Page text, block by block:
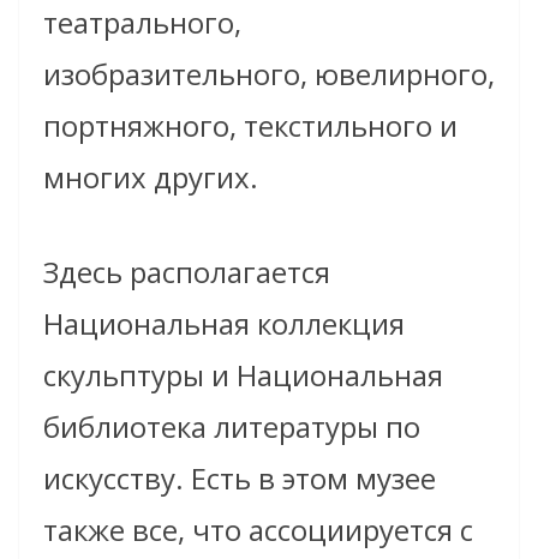
театрального,
изобразительного, ювелирного,
портняжного, текстильного и
многих других.
Здесь располагается
Национальная коллекция
скульптуры и Национальная
библиотека литературы по
искусству. Есть в этом музее
также все, что ассоциируется с